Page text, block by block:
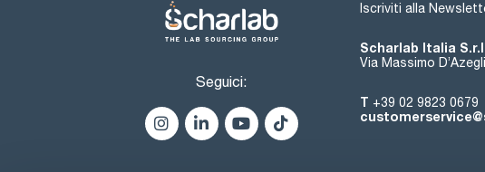
Seguici:
Iscriviti alla
Scharlab Italia
Via Massimo
T +39 02 9823 0679